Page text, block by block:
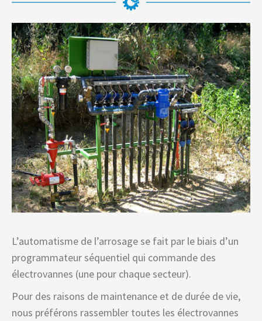
L’automatisme de l’arrosage se fait par le biais d’un
programmateur séquentiel qui commande des
électrovannes (une pour chaque secteur).
Pour des raisons de maintenance et de durée de vie,
nous préférons rassembler toutes les électrovannes